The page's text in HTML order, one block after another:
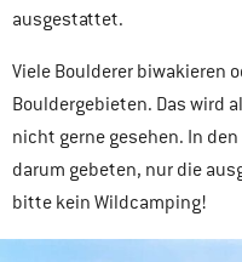
ausgestattet.
Viele Boulderer biwakieren
Bouldergebieten. Das wird
nicht gerne gesehen. In
darum gebeten, nur die
bitte kein Wildcamping!